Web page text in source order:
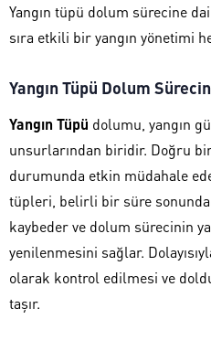
Yangın tüpü dolum sürecine
sıra etkili bir yangın yönetimi
Yangın Tüpü Dolum
Yangın Tüpü dolumu, yangın
unsurlarından biridir. Doğru
durumunda etkin müdahale
tüpleri, belirli bir süre
kaybeder ve dolum sürecinin
yenilenmesini sağlar.
olarak kontrol edilmesi ve
taşır.